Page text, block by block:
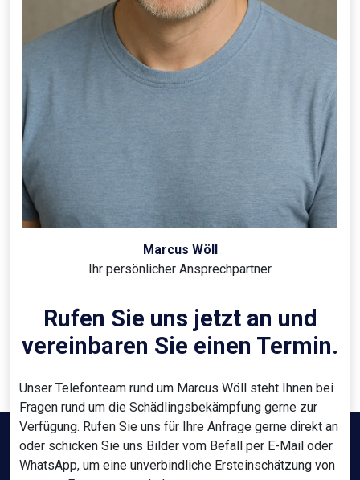
Marcus Wöll
Ihr persönlicher Ansprechpartner
Rufen Sie uns jetzt an und
vereinbaren Sie einen Termin.
Unser Telefonteam rund um Marcus Wöll steht Ihnen bei
Fragen rund um die Schädlingsbekämpfung gerne zur
Verfügung. Rufen Sie uns für Ihre Anfrage gerne direkt an
oder schicken Sie uns Bilder vom Befall per E-Mail oder
WhatsApp, um eine unverbindliche Ersteinschätzung von